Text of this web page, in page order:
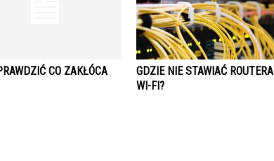
CO ZAKŁÓCA
GDZIE NIE STAWIAĆ ROUTERA
WI-FI?